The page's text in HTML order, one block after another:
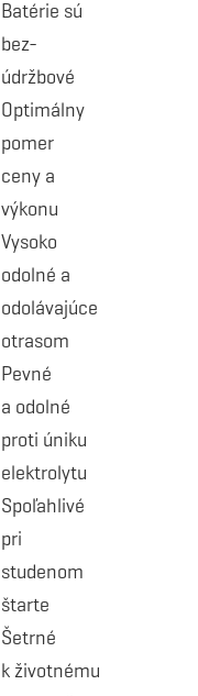
Batérie sú
bez-
údržbové
Optimálny
pomer
ceny a
výkonu
Vysoko
odolné a
odolávajúce
otrasom
Pevné
a odolné
proti úniku
elektrolytu
Spoľahlivé
pri
studenom
štarte
Šetrné
k životnému